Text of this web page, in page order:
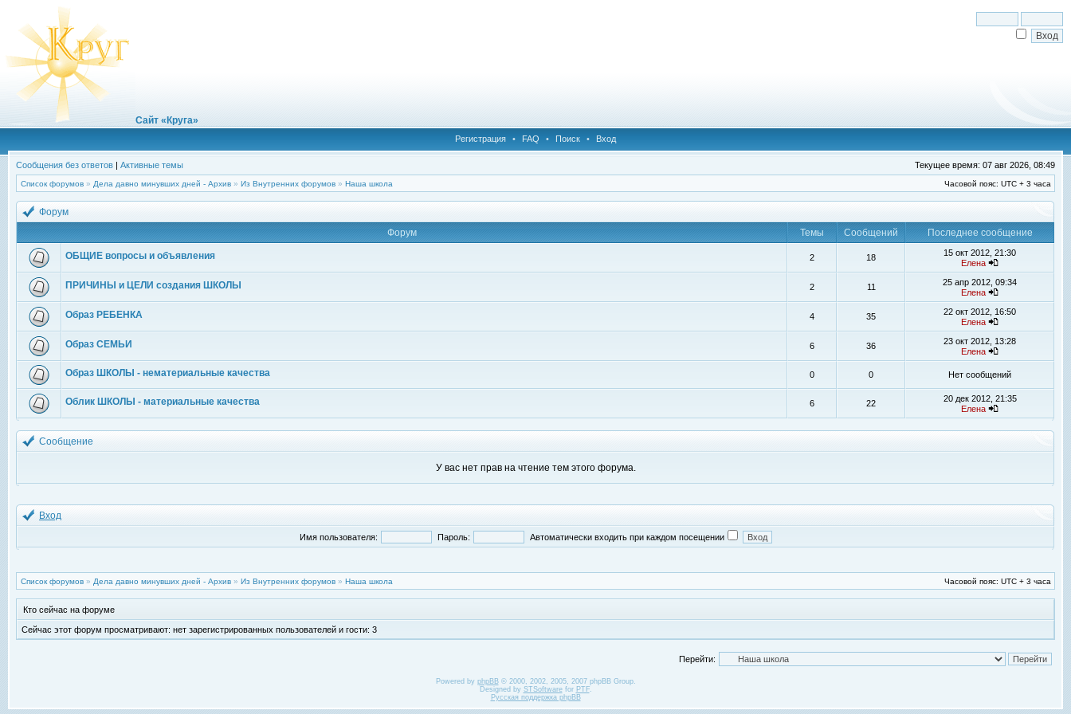
Сайт «Круга»
Регистрация • FAQ • Поиск • Вход
Сообщения без ответов | Активные темы Текущее время: 07 авг 2026, 08:49
Список форумов » Дела давно минувших дней - Архив » Из Внутренних форумов » Наша школа Часовой пояс: UTC + 3 часа
Форум
Форум
Темы Сообщений Последнее сообщение
ОБЩИЕ вопросы и объявления 2 18
15 окт 2012, 21:30
Елена
ПРИЧИНЫ и ЦЕЛИ создания ШКОЛЫ 2 11
25 апр 2012, 09:34
Елена
Образ РЕБЕНКА 4 35
22 окт 2012, 16:50
Елена
Образ СЕМЬИ 6 36
23 окт 2012, 13:28
Елена
Образ ШКОЛЫ - нематериальные качества 0 0 Нет сообщений
Облик ШКОЛЫ - материальные качества 6 22
20 дек 2012, 21:35
Елена
Сообщение
У вас нет прав на чтение тем этого форума.
Вход
Имя пользователя: Пароль: Автоматически входить при каждом посещении
Список форумов » Дела давно минувших дней - Архив » Из Внутренних форумов » Наша школа Часовой пояс: UTC + 3 часа
Кто сейчас на форуме
Сейчас этот форум просматривают: нет зарегистрированных пользователей и гости: 3
Перейти:
Powered by phpBB© 2000, 2002, 2005, 2007 phpBB Group.
Designed by STSoftwarefor PTF.
Русская поддержка phpBB